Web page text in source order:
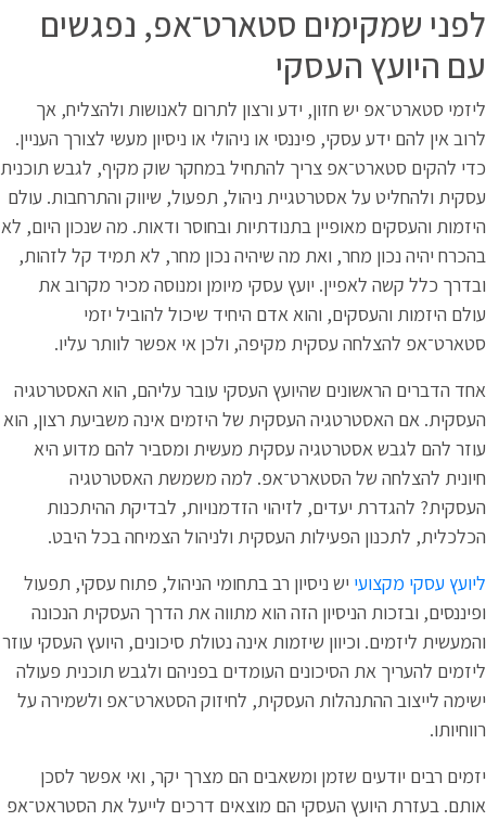
לפני שמקימים סטארט־אפ, נפגשים
עם היועץ העסקי
ליזמי סטארט־אפ יש חזון, ידע ורצון לתרום לאנושות ולהצליח, אך
לרוב אין להם ידע עסקי, פיננסי או ניהולי או ניסיון מעשי לצורך העניין.
כדי להקים סטארט־אפ צריך להתחיל במחקר שוק מקיף, לגבש תוכנית
עסקית ולהחליט על אסטרטגיית ניהול, תפעול, שיווק והתרחבות. עולם
היזמות והעסקים מאופיין בתנודתיות ובחוסר ודאות. מה שנכון היום, לא
בהכרח יהיה נכון מחר, ואת מה שיהיה נכון מחר, לא תמיד קל לזהות,
ובדרך כלל קשה לאפיין. יועץ עסקי מיומן ומנוסה מכיר מקרוב את
עולם היזמות והעסקים, והוא אדם היחיד שיכול להוביל יזמי
סטארט־אפ להצלחה עסקית מקיפה, ולכן אי אפשר לוותר עליו.
אחד הדברים הראשונים שהיועץ העסקי עובר עליהם, הוא האסטרטגיה
העסקית. אם האסטרטגיה העסקית של היזמים אינה משביעת רצון, הוא
עוזר להם לגבש אסטרטגיה עסקית מעשית ומסביר להם מדוע היא
חיונית להצלחה של הסטארט־אפ. למה משמשת האסטרטגיה
העסקית? להגדרת יעדים, לזיהוי הזדמנויות, לבדיקת ההיתכנות
הכלכלית, לתכנון הפעילות העסקית ולניהול הצמיחה בכל היבט.
ליועץ עסקי מקצועי יש ניסיון רב בתחומי הניהול, פתוח עסקי, תפעול
ופיננסים, ובזכות הניסיון הזה הוא מתווה את הדרך העסקית הנכונה
והמעשית ליזמים. וכיוון שיזמות אינה נטולת סיכונים, היועץ העסקי עוזר
ליזמים להעריך את הסיכונים העומדים בפניהם ולגבש תוכנית פעולה
ישימה לייצוב ההתנהלות העסקית, לחיזוק הסטארט־אפ ולשמירה על
רווחיותו.
יזמים רבים יודעים שזמן ומשאבים הם מצרך יקר, ואי אפשר לסכן
אותם. בעזרת היועץ העסקי הם מוצאים דרכים לייעל את הסטראט־אפ